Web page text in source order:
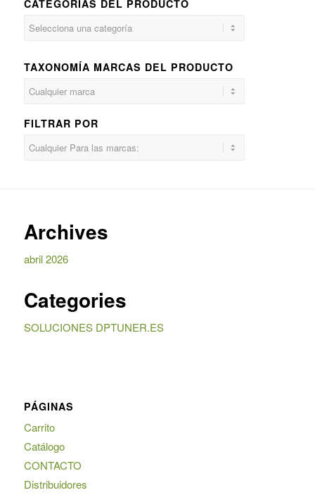
CATEGORÍAS DEL PRODUCTO
TAXONOMÍA MARCAS DEL PRODUCTO
FILTRAR POR
Archives
abril 2026
Categories
SOLUCIONES DPTUNER.ES
PÁGINAS
Carrito
Catálogo
CONTACTO
Distribuidores